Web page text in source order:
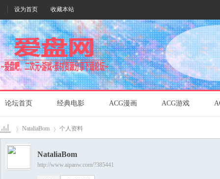
设为首页 收藏本站
论坛首页 经典电影 ACG漫画 ACG游戏
爱盘›
NataliaBom 个人资料
NataliaBom
http://www.aipanw.com/?385441